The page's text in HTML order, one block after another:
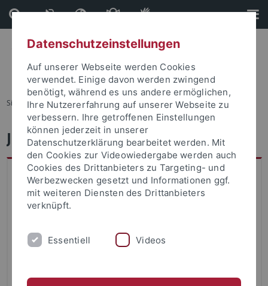
Direkt
zum
Inhalt
Direkt
zur
Fußleiste
Sie sind hier: Startseite ... Verzeichnis der Studiengänge
Judaistik - Bachelor Hauptfach
Eckdaten zum Studiengang
Fakultät
Evangelisch-Theologische Fakultät
Abschluss
Bachelor Hauptfach
Datenschutzeinstellungen
Auf unserer Webseite werden Cookies
verwendet. Einige davon werden zwingend
benötigt, während es uns andere ermöglichen,
Ihre Nutzererfahrung auf unserer Webseite zu
verbessern. Ihre getroffenen Einstellungen
können jederzeit in unserer
Datenschutzerklärung bearbeitet werden. Mit
den Cookies zur Videowiedergabe werden auch
Cookies des Drittanbieters zu Targeting- und
Werbezwecken gesetzt und Informationen ggf.
mit weiteren Diensten des Drittanbieters
verknüpft.
Essentiell Videos